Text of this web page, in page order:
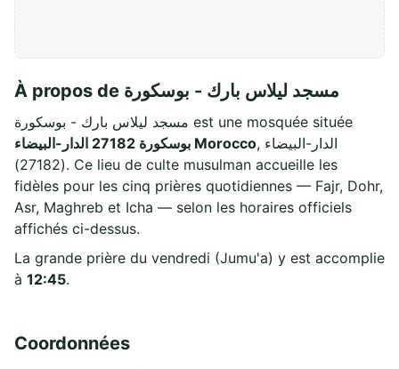
À propos de مسجد ليلاس بارك - بوسكورة
مسجد ليلاس بارك - بوسكورة est une mosquée située
بوسكورة 27182 الدار-البيضاء Morocco, الدار-البيضاء
(27182). Ce lieu de culte musulman accueille les
fidèles pour les cinq prières quotidiennes — Fajr, Dohr,
Asr, Maghreb et Icha — selon les horaires officiels
affichés ci-dessus.
La grande prière du vendredi (Jumu'a) y est accomplie
à 12:45.
Coordonnées